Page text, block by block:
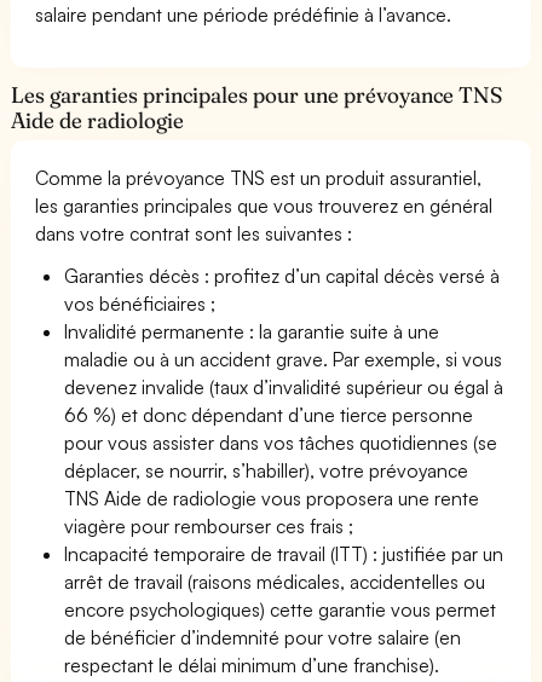
salaire pendant une période prédéfinie à l’avance.
Les garanties principales pour une prévoyance TNS
Aide de radiologie
Comme la prévoyance TNS est un produit assurantiel,
les garanties principales que vous trouverez en général
dans votre contrat sont les suivantes :
Garanties décès : profitez d’un capital décès versé à
vos bénéficiaires ;
Invalidité permanente : la garantie suite à une
maladie ou à un accident grave. Par exemple, si vous
devenez invalide (taux d’invalidité supérieur ou égal à
66 %) et donc dépendant d’une tierce personne
pour vous assister dans vos tâches quotidiennes (se
déplacer, se nourrir, s’habiller), votre prévoyance
TNS Aide de radiologie vous proposera une rente
viagère pour rembourser ces frais ;
Incapacité temporaire de travail (ITT) : justifiée par un
arrêt de travail (raisons médicales, accidentelles ou
encore psychologiques) cette garantie vous permet
de bénéficier d’indemnité pour votre salaire (en
respectant le délai minimum d’une franchise).